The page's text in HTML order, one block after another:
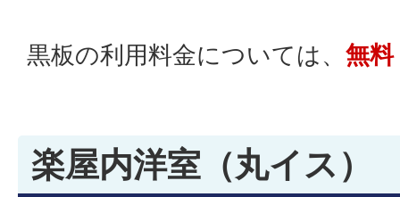
黒板の利用料金については、 無料
楽屋内洋室（丸イス）